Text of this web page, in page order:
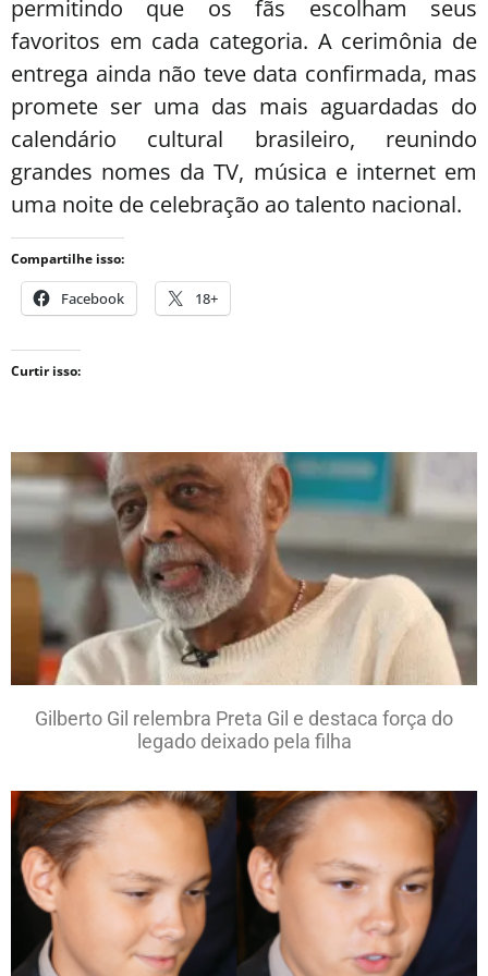
permitindo que os fãs escolham seus
favoritos em cada categoria. A cerimônia de
entrega ainda não teve data confirmada, mas
promete ser uma das mais aguardadas do
calendário cultural brasileiro, reunindo
grandes nomes da TV, música e internet em
uma noite de celebração ao talento nacional.
Compartilhe isso:
Facebook 18+
Curtir isso:
Gilberto Gil relembra Preta Gil e destaca força do
legado deixado pela filha